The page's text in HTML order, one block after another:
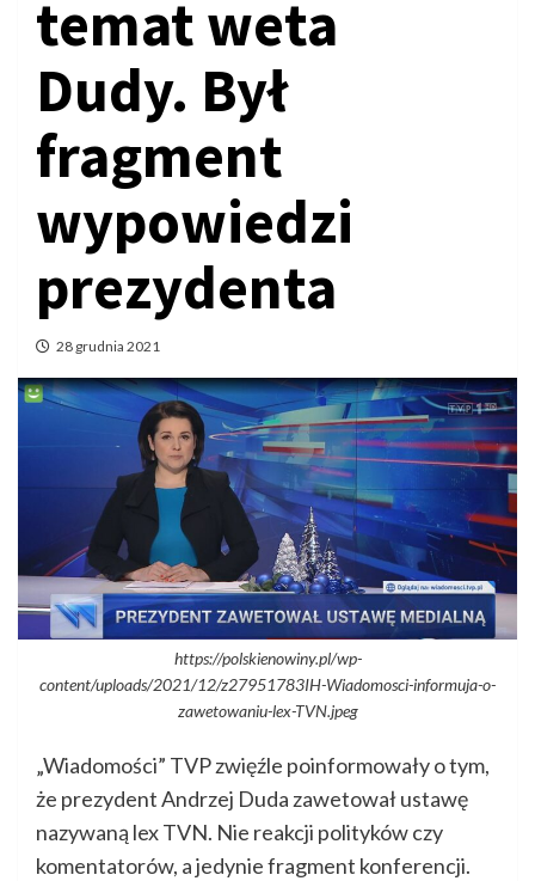
temat weta
Dudy. Był
fragment
wypowiedzi
prezydenta
28 grudnia 2021
https://polskienowiny.pl/wp-
content/uploads/2021/12/z27951783IH-Wiadomosci-informuja-o-
zawetowaniu-lex-TVN.jpeg
„Wiadomości” TVP zwięźle poinformowały o tym,
że prezydent Andrzej Duda zawetował ustawę
nazywaną lex TVN. Nie reakcji polityków czy
komentatorów, a jedynie fragment konferencji.